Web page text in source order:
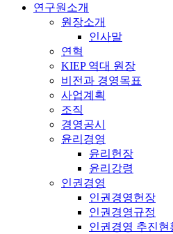
연구원소개
원장소개
인사말
연혁
KIEP 역대 원장
비전과 경영목표
사업계획
조직
경영공시
윤리경영
윤리헌장
윤리강령
인권경영
인권경영헌장
인권경영규정
인권경영 추진현